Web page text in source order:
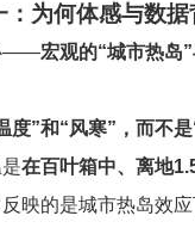
为何体感与数据
——宏观的“城市热岛
度”和“风寒”，而不
在百叶箱中、离地
映的是城市热岛效